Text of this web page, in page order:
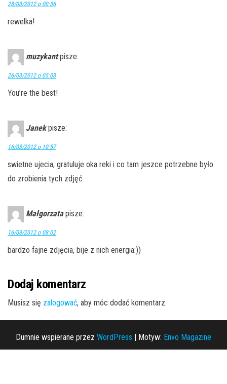
28/03/2012 o 00:36
rewelka!
muzykant pisze:
26/03/2012 o 05:03
You’re the best!
Janek pisze:
16/03/2012 o 10:57
swietne ujecia, gratuluje oka reki i co tam jeszce potrzebne było
do zrobienia tych zdjęć
Małgorzata pisze:
16/03/2012 o 08:02
bardzo fajne zdjęcia, bije z nich energia:))
Dodaj komentarz
Musisz się zalogować, aby móc dodać komentarz.
Dumnie wspierane przez WordPress | Motyw: Envo Magazine